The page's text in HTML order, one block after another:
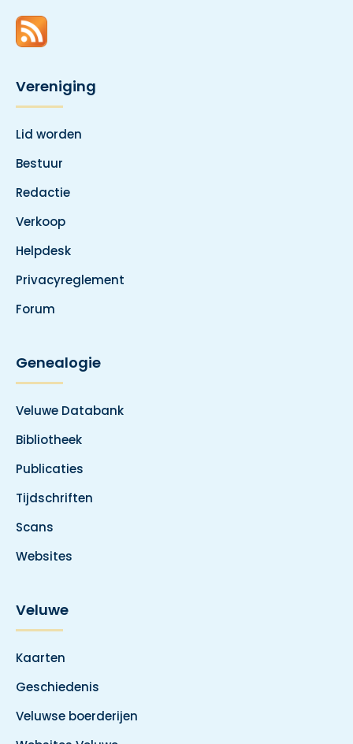
Vereniging
Lid worden
Bestuur
Redactie
Verkoop
Helpdesk
Privacyreglement
Forum
Genealogie
Veluwe Databank
Bibliotheek
Publicaties
Tijdschriften
Scans
Websites
Veluwe
Kaarten
Geschiedenis
Veluwse boerderijen